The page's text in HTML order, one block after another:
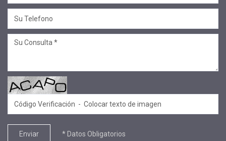
Enviar * Datos Obligatorios